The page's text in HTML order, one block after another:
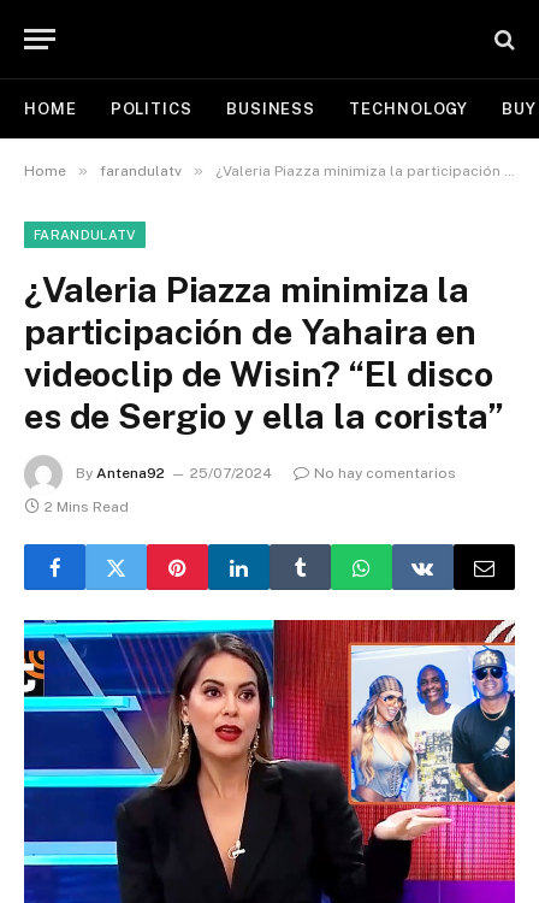
HOME POLITICS BUSINESS TECHNOLOGY
Home » farandulatv » ¿Valeria Piazza minimiza la participación de Yahaira en videoclip de Wisin? “El disco es de Sergio y ella la corista”
FARANDULATV
¿Valeria Piazza minimiza la
participación de Yahaira en
videoclip de Wisin? “El disco
es de Sergio y ella la corista”
By Antena92 25/07/2024
No hay comentarios
2 Mins Read